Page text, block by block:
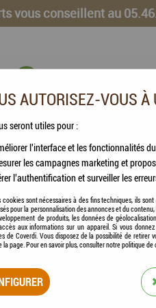
vous conseillent au
CHEVAUX
PROPLAN - Delicate Pâtée à la dinde
AUTORISEZ-VOUS À
seront utiles pour :
l'interface et les fonctionnalités
les campagnes marketing et
l'authentification et surveiller les
cookies sont nécessaires à des fins techniques, ils
pour la personnalisation des annonces et du
de produits, les données de
aux informations sur un appareil. Si vous
de Coverdi. Vous disposez de la possibilité de
la page. Pour en savoir plus, consulter notre politique de